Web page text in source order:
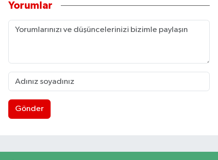
Yorumlar
Gönder